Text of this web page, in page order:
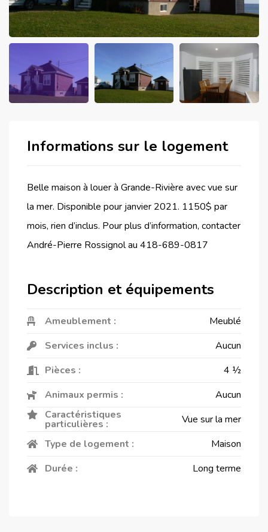
Informations sur le logement
Belle maison à louer à Grande-Rivière avec vue sur
la mer. Disponible pour janvier 2021. 1150$ par
mois, rien d’inclus. Pour plus d’information, contacter
André-Pierre Rossignol au 418-689-0817
Description et équipements
Ameublement :
Meublé
Services inclus :
Aucun
Pièces :
4 ½
Animaux permis :
Aucun
Caractéristiques
particulières :
Vue sur la mer
Type de logement :
Maison
Durée :
Long terme